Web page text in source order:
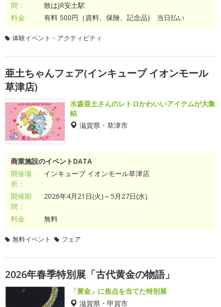
間：
散はJR安土駅
料金:
有料 500円（資料、保険、記念品) 当日払い
体験イベント・アクティビティ
亜土ちゃんフェア(インキューブ イオンモール
草津店)
水森亜土さんのレトロかわいいアイテムが大集
結
滋賀県・草津市
商業施設のイベントDATA
開催場
所：
インキューブ イオンモール草津店
開催期
間：
2026年4月21日(火)～5月27日(水)
料金: 無料
無料イベント フェア
2026年春季特別展「古代黄金の物語」
「黄金」に焦点を当てた特別展
滋賀県・甲賀市